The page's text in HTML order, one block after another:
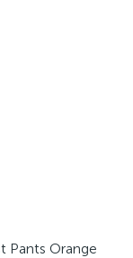
Pants Orange